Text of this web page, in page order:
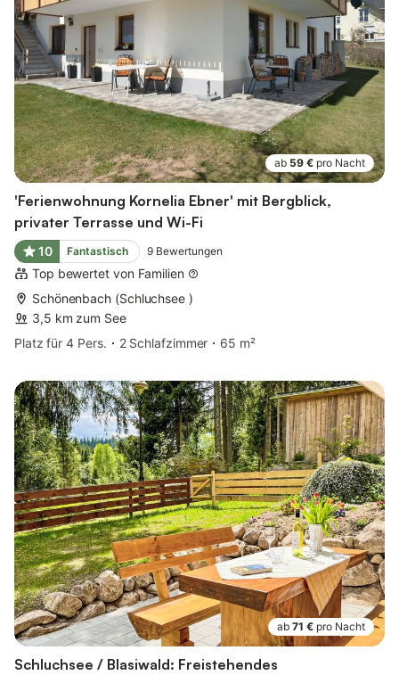
ab 59 € pro Nacht
'Ferienwohnung Kornelia Ebner' mit Bergblick,
privater Terrasse und Wi-Fi
10 Fantastisch 9 Bewertungen
Top bewertet von Familien
Schönenbach (Schluchsee )
3,5 km zum See
Platz für 4 Pers.
2 Schlafzimmer 65 m²
ab 71 € pro Nacht
Schluchsee / Blasiwald: Freistehendes